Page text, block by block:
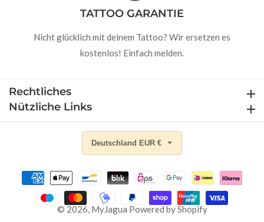
TATTOO GARANTIE
Nicht glücklich mit deinem Tattoo? Wir ersetzen es
kostenlos! Einfach melden.
Rechtliches
Nützliche Links
© 2026, MyJagua Powered by Shopify
Deutschland EUR €